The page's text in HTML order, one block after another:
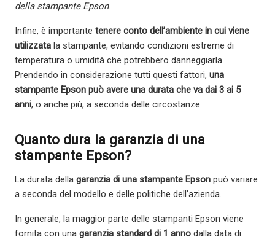
della stampante Epson.
Infine, è importante tenere conto dell’ambiente in cui viene
utilizzata la stampante, evitando condizioni estreme di
temperatura o umidità che potrebbero danneggiarla.
Prendendo in considerazione tutti questi fattori, una
stampante Epson può avere una durata che va dai 3 ai 5
anni, o anche più, a seconda delle circostanze.
Quanto dura la garanzia di una
stampante Epson?
La durata della garanzia di una stampante Epson può variare
a seconda del modello e delle politiche dell’azienda.
In generale, la maggior parte delle stampanti Epson viene
fornita con una garanzia standard di 1 anno dalla data di